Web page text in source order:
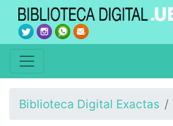
Biblioteca Digital Exactas